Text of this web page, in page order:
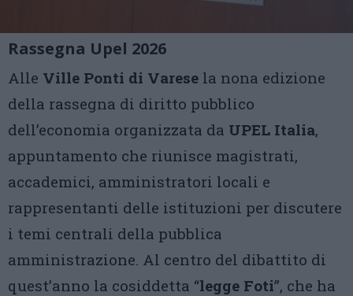
Rassegna Upel 2026
Alle Ville Ponti di Varese la nona edizione
della rassegna di diritto pubblico
dell’economia organizzata da UPEL Italia,
appuntamento che riunisce magistrati,
accademici, amministratori locali e
rappresentanti delle istituzioni per discutere
i temi centrali della pubblica
amministrazione. Al centro del dibattito di
quest’anno la cosiddetta “legge Foti”, che ha